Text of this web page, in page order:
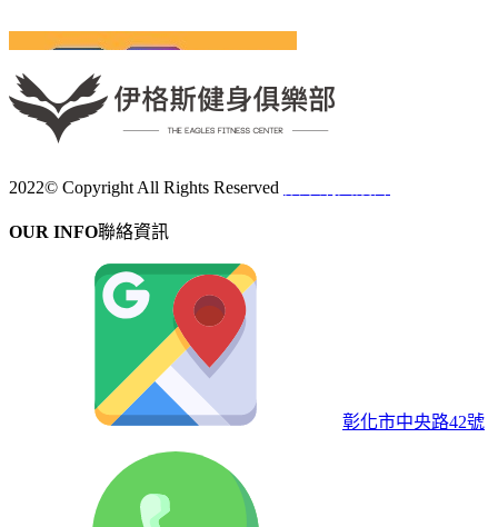
2022© Copyright All Rights Reserved
OUR INFO聯絡資訊
彰化市中央路42號